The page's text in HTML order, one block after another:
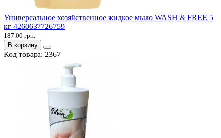
Универсальное хозяйственное жидкое мыло WASH & FREE 5
кг 4260637726759
187.00 грн.
В корзину
Код товара: 2367